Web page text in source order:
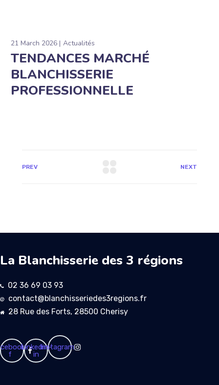
21 March 2026 Actualités
TENDANCES MARCHÉ
BLANCHISSERIE
PROFESSIONNELLE
PREV NEXT
La Blanchisserie des 3 régions
02 36 69 03 93
contact@blanchisseriedes3regions.fr
28 Rue des Forts, 28500 Cherisy
f
Linkedin-
in
Instagram